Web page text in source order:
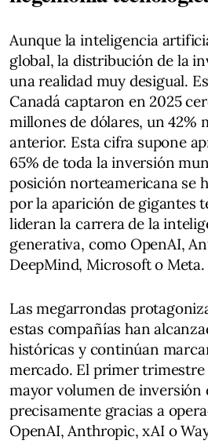
Aunque la inteligencia
global, la distribución de la
una realidad muy desigual.
Canadá captaron en 2025
millones de dólares, un 42%
anterior. Esta cifra supone
65% de toda la inversión
posición norteamericana se
por la aparición de gigantes
lideran la carrera de la
generativa, como OpenAI,
DeepMind, Microsoft o Meta.
Las megarrondas
estas compañías han
históricas y continúan
mercado. El primer
mayor volumen de inversión
precisamente gracias a
OpenAI, Anthropic, xAI o